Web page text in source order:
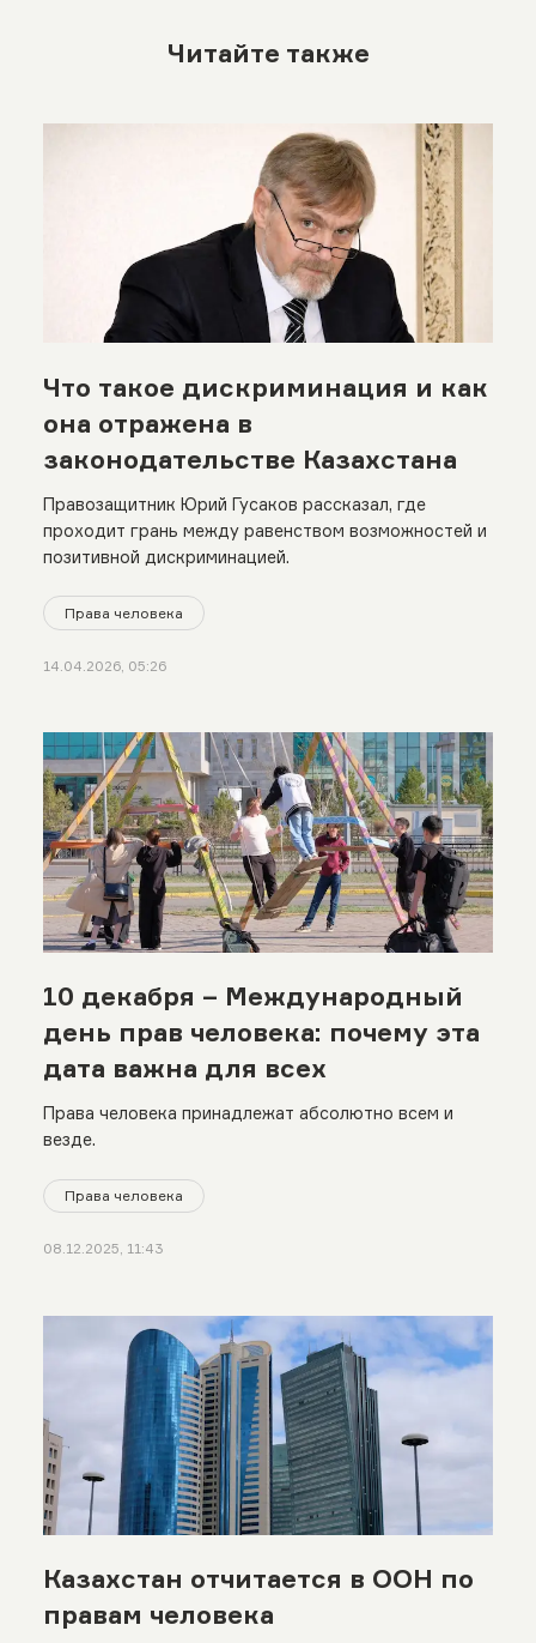
Читайте также
Что такое дискриминация и как
она отражена в
законодательстве Казахстана
Правозащитник Юрий Гусаков рассказал, где
проходит грань между равенством возможностей и
позитивной дискриминацией.
Права человека
14.04.2026, 05:26
10 декабря – Международный
день прав человека: почему эта
дата важна для всех
Права человека принадлежат абсолютно всем и
везде.
Права человека
08.12.2025, 11:43
Казахстан отчитается в ООН по
правам человека